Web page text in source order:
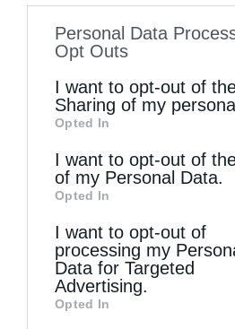
to your opt-out. You may
information by third
of downstream
information may also be
third parties on theIAB’s
Downstream Participants
disclose it to other third
Personal Data
Opt Outs
I want to opt-out of
Sharing of my
Opted In
I want to opt-out of
of my Personal Data.
Opted In
I want to opt-out of
processing my
Data for Targeted
Advertising.
Opted In
Κορίνθου Παύλος: Να γίνουμε
της...